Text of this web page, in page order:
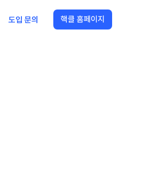
도입 문의 핵클 홈페이지